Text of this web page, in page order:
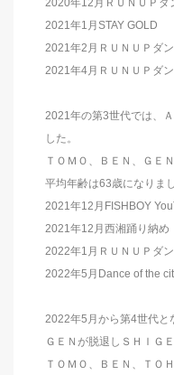
2020年12月ＲＵＮＵＰダ
2021年1月STAY GOLD
2021年2月ＲＵＮＵＰダ
2021年4月ＲＵＮＵＰダ
2021年の第3世代では、
した。
ＴＯＭＯ、ＢＥＮ、ＧＥ
平均年齢は63歳になりまし
2021年12月FISHBOY
2021年12月西湘踊り納め
2022年1月ＲＵＮＵＰダ
2022年5月Dance of the
2022年5月から第4世代と
ＧＥＮが脱退しＳＨＩＧ
ＴＯＭＯ、ＢＥＮ、ＴＯ